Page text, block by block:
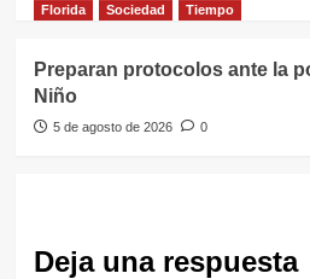
Florida
Sociedad Tiempo
Preparan protocolos ante la
Niño
5 de agosto de 2026 0
Deja una respuesta